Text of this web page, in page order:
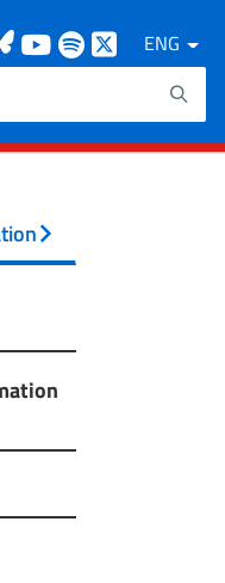
Bluesky
Youtube
Spotify
ENGSearch